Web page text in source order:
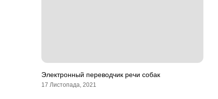
Электронный переводчик речи собак
17 Листопада, 2021